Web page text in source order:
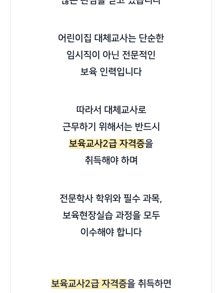
어린이집 대체교사는 단순한
임시직이 아닌 전문적인
보육 인력입니다
따라서 대체교사로
근무하기 위해서는 반드시
보육교사2급 자격증을
취득해야 하며
전문학사 학위와 필수 과목,
보육현장실습 과정을 모두
이수해야 합니다
보육교사2급 자격증을 취득하면